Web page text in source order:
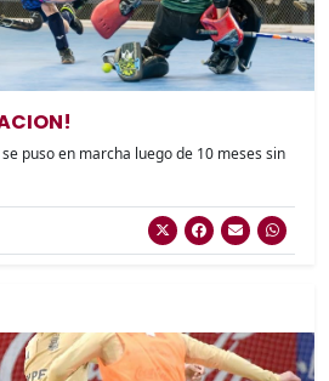
puso en marcha luego de 10 meses sin